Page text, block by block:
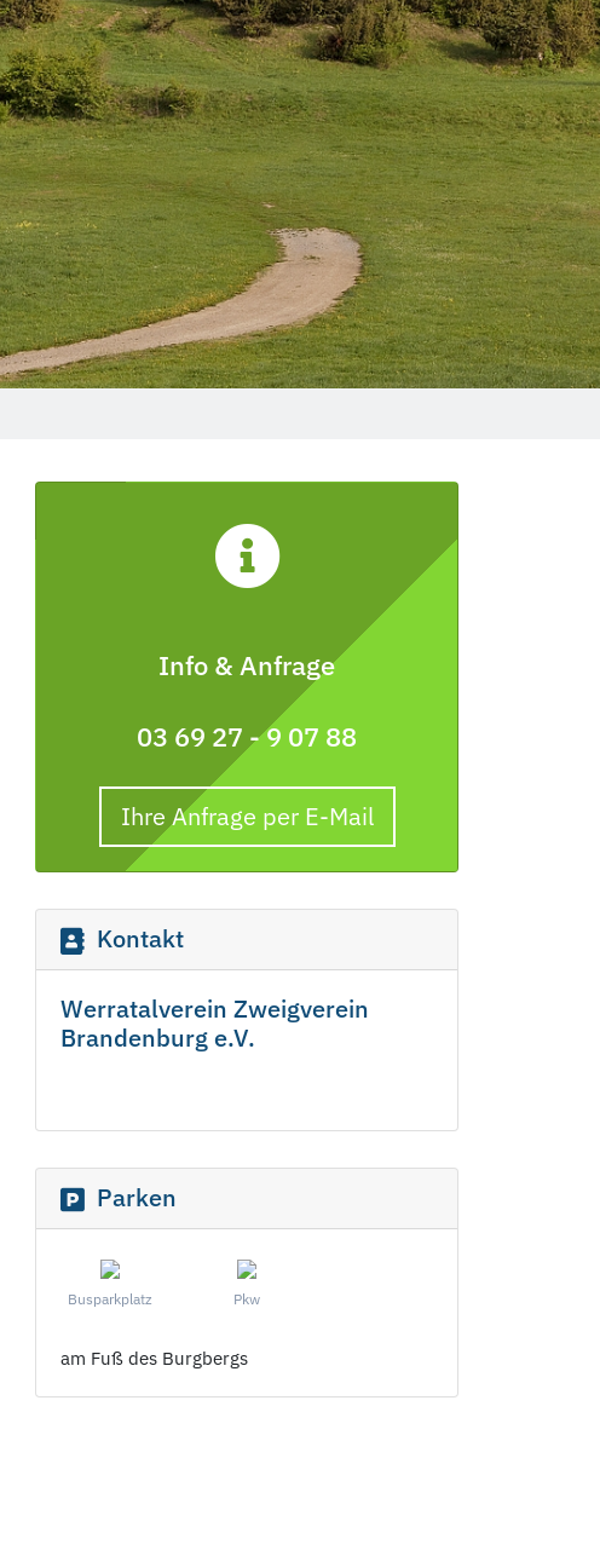
Info & Anfrage
03 69 27 - 9 07 88
Ihre Anfrage per E-Mail
Kontakt
Werratalverein Zweigverein
Brandenburg e.V.
Parken
Busparkplatz Pkw
am Fuß des Burgbergs